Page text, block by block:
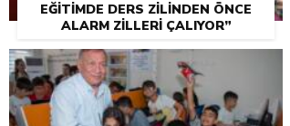
EĞITIMDE DERS ZILINDEN ÖNCE
ALARM ZILLERI ÇALIYOR”